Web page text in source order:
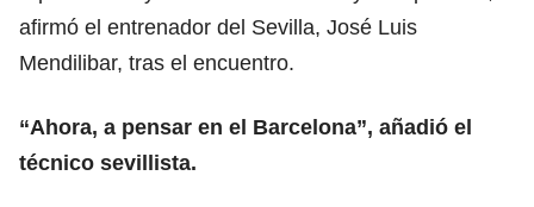
afirmó el entrenador del Sevilla, José Luis
Mendilibar, tras el encuentro.
“Ahora, a pensar en el Barcelona”, añadió el
técnico sevillista.